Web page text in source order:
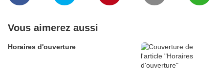
Vous aimerez aussi
Horaires d'ouverture